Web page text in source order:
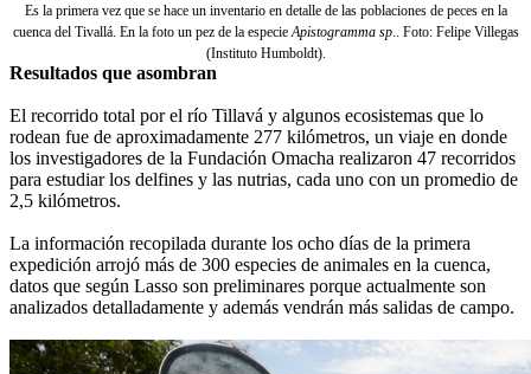
Es la primera vez que se hace un inventario en detalle de las poblaciones de peces en la
cuenca del Tivallá. En la foto un pez de la especieApistogramma sp.. Foto: Felipe Villegas
(Instituto Humboldt).
Resultados que asombran
El recorrido total por el río Tillavá y algunos ecosistemas que lo
rodean fue de aproximadamente 277 kilómetros, un viaje en donde
los investigadores de la Fundación Omacha realizaron 47 recorridos
para estudiar los delfines y las nutrias, cada uno con un promedio de
2,5 kilómetros.
La información recopilada durante los ocho días de la primera
expedición arrojó más de 300 especies de animales en la cuenca,
datos que según Lasso son preliminares porque actualmente son
analizados detalladamente y además vendrán más salidas de campo.